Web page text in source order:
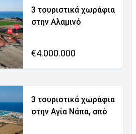
3 τουριστικά χωράφια
στην Αλαμινό
€4.000.000
3 τουριστικά χωράφια
στην Αγία Νάπα, από